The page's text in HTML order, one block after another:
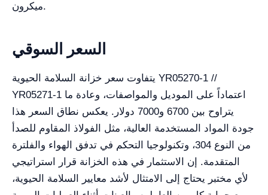
ميكرون.
السعر السوقي
يتفاوت سعر خزانة السلامة الحيوية YR05270-1 //
YR05271-1 اعتماداً على الموديل والمواصفات، وعادة ما
يتراوح بين 6700 و7000 دولار. يعكس نطاق السعر هذا
جودة المواد المستخدمة العالية، مثل الفولاذ المقاوم للصدأ
من النوع 304، وتكنولوجيا التحكم في تدفق الهواء والفلترة
المتقدمة. إن الاستثمار في هذه الخزانة قرار استراتيجي
لأي مختبر يحتاج إلى الامتثال لأشد معايير السلامة الحيوية،